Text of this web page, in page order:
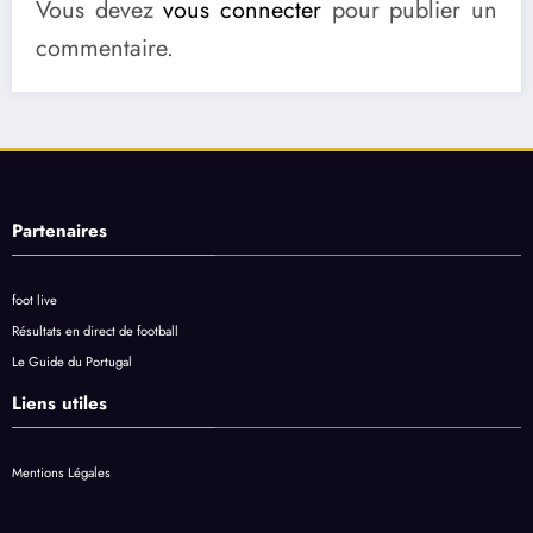
Vous devezvous connecter pour publier un
commentaire.
Partenaires
foot live
Résultats en direct de football
Le Guide du Portugal
Liens utiles
Mentions Légales